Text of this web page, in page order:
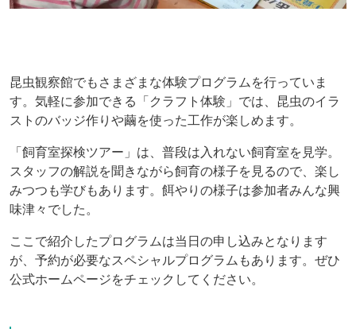
昆虫観察館でもさまざまな体験プログラムを行っていま
す。気軽に参加できる「クラフト体験」では、昆虫のイラ
ストのバッジ作りや繭を使った工作が楽しめます。
「飼育室探検ツアー」は、普段は入れない飼育室を見学。
スタッフの解説を聞きながら飼育の様子を見るので、楽し
みつつも学びもあります。餌やりの様子は参加者みんな興
味津々でした。
ここで紹介したプログラムは当日の申し込みとなります
が、予約が必要なスペシャルプログラムもあります。ぜひ
公式ホームページをチェックしてください。